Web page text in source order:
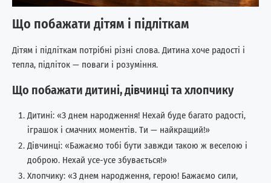
Що побажати дітям і підліткам
Дітям і підліткам потрібні різні слова. Дитина хоче радості і
тепла, підліток — поваги і розуміння.
Що побажати дитині, дівчинці та хлопчику
Дитині: «З днем народження! Нехай буде багато радості,
іграшок і смачних моментів. Ти — найкращий!»
Дівчинці: «Бажаємо тобі бути завжди такою ж веселою і
доброю. Нехай усе-усе збувається!»
Хлопчику: «З днем народження, герою! Бажаємо сили,